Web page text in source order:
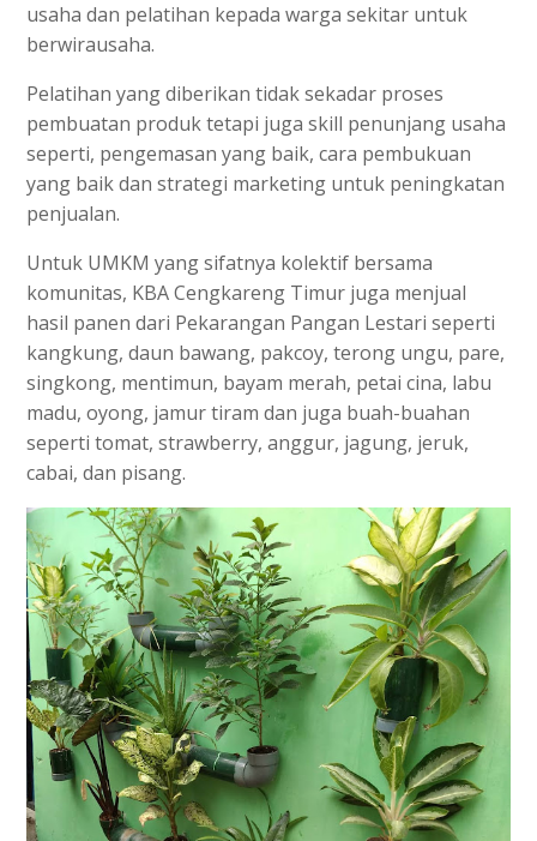
usaha dan pelatihan kepada warga sekitar untuk
berwirausaha.
Pelatihan yang diberikan tidak sekadar proses
pembuatan produk tetapi juga skill penunjang usaha
seperti, pengemasan yang baik, cara pembukuan
yang baik dan strategi marketing untuk peningkatan
penjualan.
Untuk UMKM yang sifatnya kolektif bersama
komunitas, KBA Cengkareng Timur juga menjual
hasil panen dari Pekarangan Pangan Lestari seperti
kangkung, daun bawang, pakcoy, terong ungu, pare,
singkong, mentimun, bayam merah, petai cina, labu
madu, oyong, jamur tiram dan juga buah-buahan
seperti tomat, strawberry, anggur, jagung, jeruk,
cabai, dan pisang.